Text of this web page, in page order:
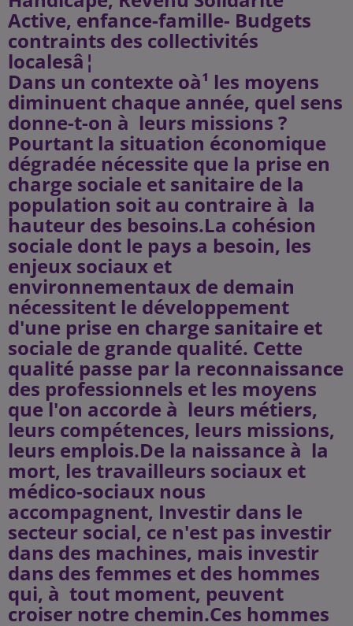
Active, enfance-famille- Budgets
contraints des collectivités
localesâ¦
Dans un contexte oà¹ les moyens
diminuent chaque année, quel sens
donne-t-on à leurs missions ?
Pourtant la situation économique
dégradée nécessite que la prise en
charge sociale et sanitaire de la
population soit au contraire à la
hauteur des besoins.La cohésion
sociale dont le pays a besoin, les
enjeux sociaux et
environnementaux de demain
nécessitent le développement
d'une prise en charge sanitaire et
sociale de grande qualité. Cette
qualité passe par la reconnaissance
des professionnels et les moyens
que l'on accorde à leurs métiers,
leurs compétences, leurs missions,
leurs emplois.De la naissance à la
mort, les travailleurs sociaux et
médico-sociaux nous
accompagnent, Investir dans le
secteur social, ce n'est pas investir
dans des machines, mais investir
dans des femmes et des hommes
qui, à tout moment, peuvent
croiser notre chemin.Ces hommes